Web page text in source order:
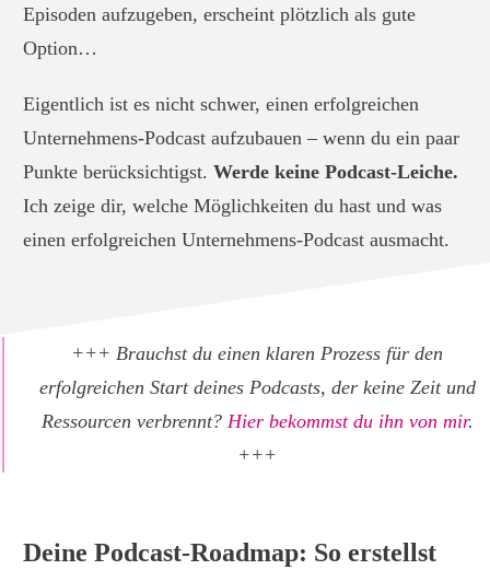
Episoden aufzugeben, erscheint plötzlich als gute
Option…
Eigentlich ist es nicht schwer, einen erfolgreichen
Unternehmens-Podcast aufzubauen – wenn du ein paar
Punkte berücksichtigst. Werde keine Podcast-Leiche.
Ich zeige dir, welche Möglichkeiten du hast und was
einen erfolgreichen Unternehmens-Podcast ausmacht.
+++ Brauchst du einen klaren Prozess für den
erfolgreichen Start deines Podcasts, der keine Zeit und
Ressourcen verbrennt? Hier bekommst du ihn von mir.
+++
Deine Podcast-Roadmap: So erstellst